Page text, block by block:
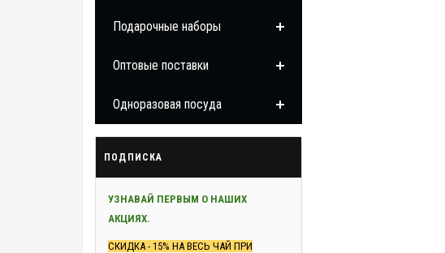
Подарочные наборы
Оптовые поставки
Одноразовая посуда
ПОДПИСКА
УЗНАВАЙ ПЕРВЫМ О НАШИХ
АКЦИЯХ.
СКИДКА - 15% НА ВЕСЬ ЧАЙ ПРИ